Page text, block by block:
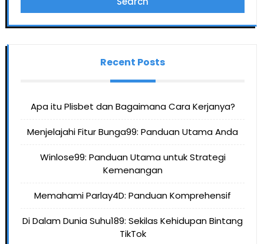
Recent Posts
Apa itu Plisbet dan Bagaimana Cara Kerjanya?
Menjelajahi Fitur Bunga99: Panduan Utama Anda
Winlose99: Panduan Utama untuk Strategi
Kemenangan
Memahami Parlay4D: Panduan Komprehensif
Di Dalam Dunia Suhu189: Sekilas Kehidupan Bintang
TikTok